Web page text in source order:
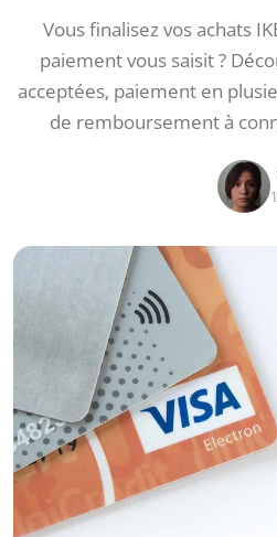
Vous finalisez vos achats
paiement vous saisit ?
acceptées, paiement en
de remboursement à